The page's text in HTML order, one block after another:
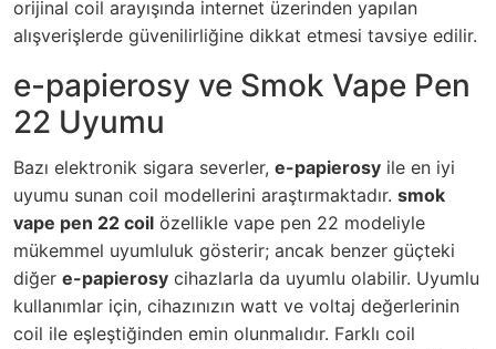
orijinal coil arayışında internet üzerinden yapılan
alışverişlerde güvenilirliğine dikkat etmesi tavsiye edilir.
e-papierosy ve Smok Vape Pen
22 Uyumu
Bazı elektronik sigara severler, e-papierosy ile en iyi
uyumu sunan coil modellerini araştırmaktadır. smok
vape pen 22 coil özellikle vape pen 22 modeliyle
mükemmel uyumluluk gösterir; ancak benzer güçteki
diğer e-papierosy cihazlarla da uyumlu olabilir. Uyumlu
kullanımlar için, cihazınızın watt ve voltaj değerlerinin
coil ile eşleştiğinden emin olunmalıdır. Farklı coil